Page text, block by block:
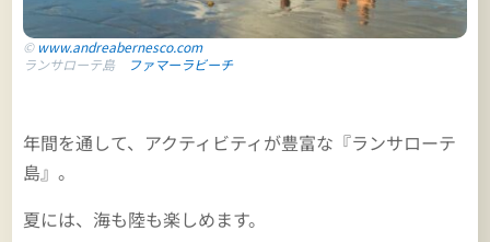
© www.andreabernesco.com
ランサローテ島
ファマーラビーチ
年間を通して、アクティビティが豊富な『ランサローテ
島』。
夏には、海も陸も楽しめます。